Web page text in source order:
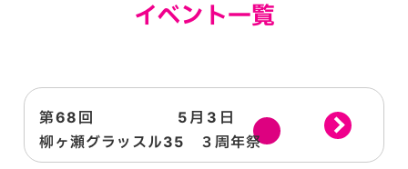
イベント一覧
第68回 5月3日 日
柳ヶ瀬グラッスル35 ３周年祭